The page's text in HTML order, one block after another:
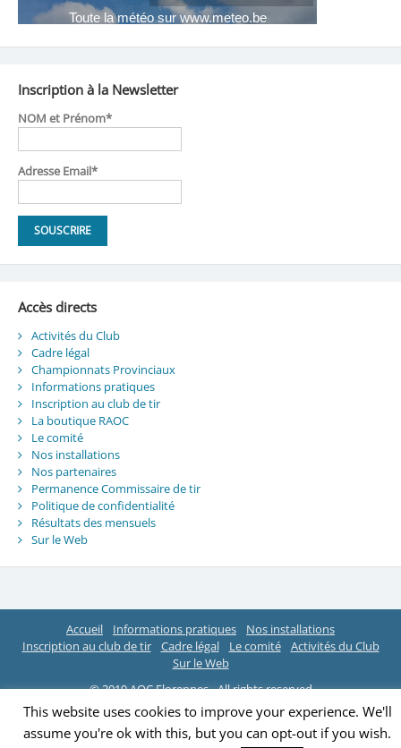
Inscription à la Newsletter
NOM et Prénom*
Adresse Email*
Accès directs
Activités du Club
Cadre légal
Championnats Provinciaux
Informations pratiques
Inscription au club de tir
La boutique RAOC
Le comité
Nos installations
Nos partenaires
Permanence Commissaire de tir
Politique de confidentialité
Résultats des mensuels
Sur le Web
Accueil Informations pratiques
Nos installations
Inscription au club de tir
Cadre légal Le comité
Activités du Club
Sur le Web
© 2019 AOC Florennes - All rights reserved
This website uses cookies to improve your experience. We'll
assume you're ok with this, but you can opt-out if you wish.